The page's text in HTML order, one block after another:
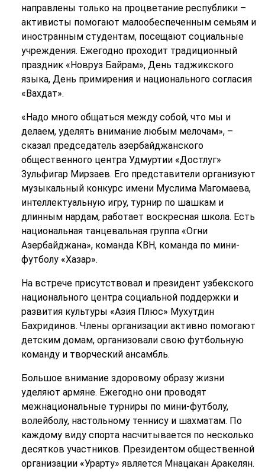
направлены только на процветание республики –
активисты помогают малообеспеченным семьям и
иностранным студентам, посещают социальные
учреждения. Ежегодно проходит традиционный
праздник «Новруз Байрам», День таджикского
языка, День примирения и национального согласия
«Вахдат».
«Надо много общаться между собой, что мы и
делаем, уделять внимание любым мелочам», –
сказал председатель азербайджанского
общественного центра Удмуртии «Достлуг»
Зульфигар Мирзаев. Его представители организуют
музыкальный конкурс имени Муслима Магомаева,
интеллектуальную игру, турнир по шашкам и
длинным нардам, работает воскресная школа. Есть
национальная танцевальная группа «Огни
Азербайджана», команда КВН, команда по мини-
футболу «Хазар».
На встрече присутствовал и президент узбекского
национального центра социальной поддержки и
развития культуры «Азия Плюс» Мухутдин
Бахридинов. Члены организации активно помогают
детским домам, организовали свою футбольную
команду и творческий ансамбль.
Большое внимание здоровому образу жизни
уделяют армяне. Ежегодно они проводят
межнациональные турниры по мини-футболу,
волейболу, настольному теннису и шахматам. По
каждому виду спорта насчитывается по несколько
десятков участников. Президентом общественной
организации «Урарту» является Мнацакан Аракелян.